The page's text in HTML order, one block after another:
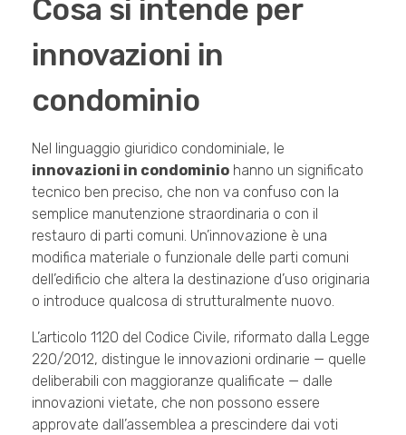
Cosa si intende per
innovazioni in
condominio
Nel linguaggio giuridico condominiale, le
innovazioni in condominio hanno un significato
tecnico ben preciso, che non va confuso con la
semplice manutenzione straordinaria o con il
restauro di parti comuni. Un’innovazione è una
modifica materiale o funzionale delle parti comuni
dell’edificio che altera la destinazione d’uso originaria
o introduce qualcosa di strutturalmente nuovo.
L’articolo 1120 del Codice Civile, riformato dalla Legge
220/2012, distingue le innovazioni ordinarie — quelle
deliberabili con maggioranze qualificate — dalle
innovazioni vietate, che non possono essere
approvate dall’assemblea a prescindere dai voti